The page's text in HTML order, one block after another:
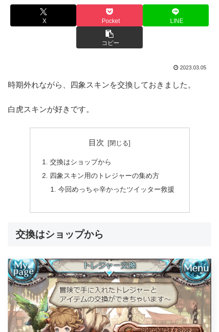
X Pocket LINE
コピー
2023.03.05
時期外れながら、四象スキンを交換しておきました。
白虎スキンが好きです。
目次
交換はショップから
四象スキン用のトレジャーの集め方
今回めっちゃ辛かったツイッター救援
交換はショップから